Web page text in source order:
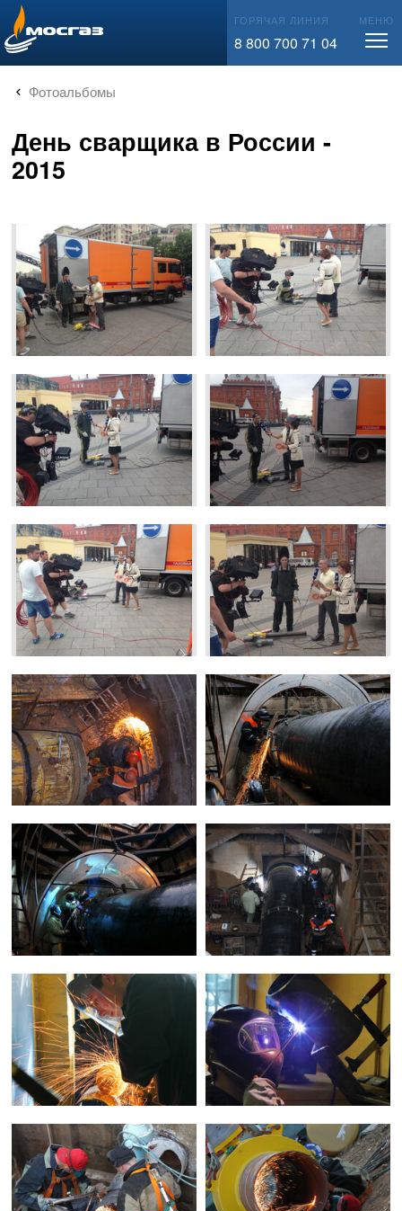
info@mos-gaz.ru ГОРЯЧАЯ ЛИНИЯ
8 800 700 71 04
МЕНЮ
Фотоальбомы
День сварщика в России -
2015